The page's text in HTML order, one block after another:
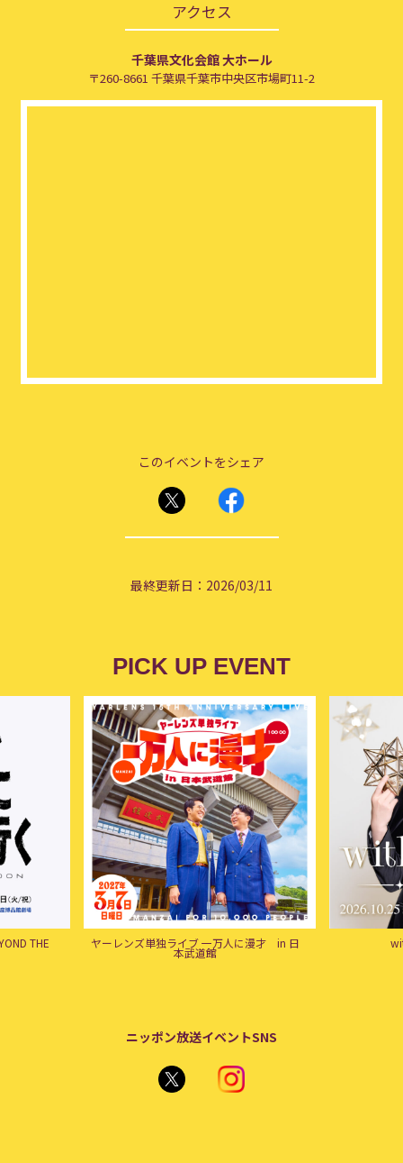
アクセス
千葉県文化会館 大ホール
〒260-8661 千葉県千葉市中央区市場町11-2
このイベントをシェア
最終更新日：2026/03/11
PICK UP EVENT
THE ヤーレンズ単独ライブ 一万人に漫才 in 日
本武道館
ニッポン放送イベントSNS